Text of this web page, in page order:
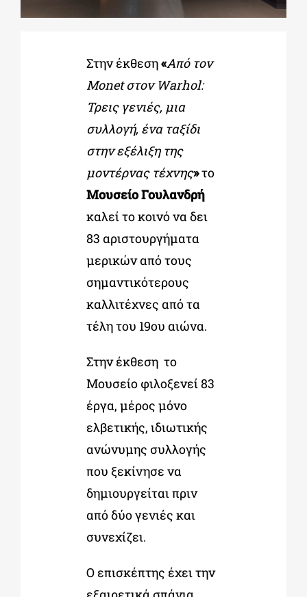
ΕΚΠΑΙΔΕΥΤΙΚΑ ΙΔΡΥΜΑΤΑ
ΠΟΛΙΤΙΣΤΙΚΟΙ ΦΟΡΕΙΣ
Στην έκθεση«Από τον
Monet στον Warhol:
Τρεις γενιές, μια
συλλογή, ένα ταξίδι
στην εξέλιξη της
μοντέρνας τέχνης»το
Μουσείο Γουλανδρή
καλεί το κοινό να δει
83 αριστουργήματα
μερικών από τους
σημαντικότερους
καλλιτέχνες από τα
τέλη του 19ου αιώνα.
Στην έκθεση το
Μουσείο φιλοξενεί 83
έργα, μέρος μόνο
ελβετικής, ιδιωτικής
ανώνυμης συλλογής
που ξεκίνησε να
δημιουργείται πριν
από δύο γενιές και
συνεχίζει.
Ο επισκέπτης έχει την